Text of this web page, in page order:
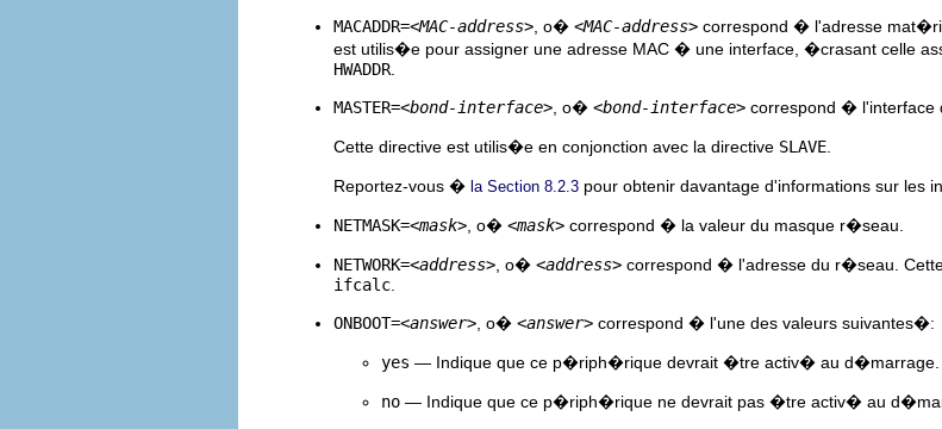
MACADDR=<MAC-address> , o� <MAC-address> correspond � l'adresse
est utilis�e pour assigner une adresse MAC � une interface, �crasant celle
HWADDR
MASTER=<bond-interface> , o� <bond-interface> correspond � l'interface
Cette directive est utilis�e en conjonction avec la directive SLAVE
Reportez-vous � la Section 8.2.3 pour obtenir davantage d'informations sur les
NETMASK=<mask> , o� <mask> correspond � la valeur du masque r�seau.
NETWORK=<address> , o� <address> correspond � l'adresse du r�seau.
ifcalc
ONBOOT=<answer> , o� <answer> correspond � l'une des valeurs suivantes�:
yes — Indique que ce p�riph�rique devrait �tre activ� au d�marrage.
no — Indique que ce p�riph�rique ne devrait pas �tre activ� au